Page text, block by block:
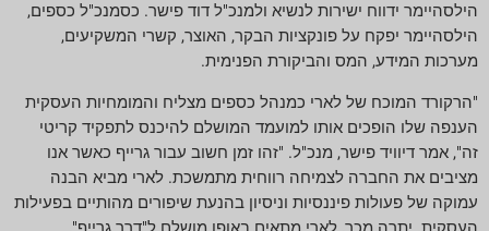
הילסהיימר ידווח ישירות לנשיא ולמנכ"ל דוד פישר. כסמנכ"ל כספים,
הילסהיימר יפקח על פונקציות הבקר, האוצר, קשרי המשקיעים,
מערכות המידע, המס והביקורת הפנימית.
"הרקורד המוכח של לארי כמנהל כספים מצליח והמומחיות העסקית
הענפה שלו הופכים אותו למועמד המושלם להיכנס לתפקיד קריטי
זה", אמר דיוויד פישר, מנכ"ל. "זהו זמן חשוב עבור גרייף כאשר אנו
מציבים את החברה לצמיחה רווחית מתמשכת. לארי מביא הבנה
עמוקה של פעולות פיננסיות וניסיון בהנעת שיפורים מהותיים בפעילות